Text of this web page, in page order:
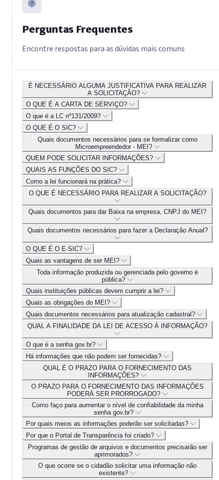
Perguntas Frequentes
Encontre respostas para as dúvidas mais comuns
É NECESSÁRIO ALGUMA JUSTIFICATIVA PARA REALIZAR
A SOLICITAÇÃO?
O QUE É A CARTA DE SERVIÇO?
O que é a LC nº131/2009?
O QUE É O SIC?
Quais documentos necessários para se formalizar como
Microempreendedor - MEI?
QUEM PODE SOLICITAR INFORMAÇÕES?
QUAIS AS FUNÇÕES DO SIC?
Como a lei funcionará na prática?
O QUE É NECESSÁRIO PARA REALIZAR A SOLICITAÇÃO?
Quais documentos para dar Baixa na empresa, CNPJ do MEI?
Quais documentos necessários para fazer a Declaração Anual?
O QUE É O E-SIC?
Quais as vantagens de ser MEI?
Toda informação produzida ou gerenciada pelo governo é
pública?
Quais instituições públicas devem cumprir a lei?
Quais as obrigações do MEI?
Quais documentos necessários para atualização cadastral?
QUAL A FINALIDADE DA LEI DE ACESSO À INFORMAÇÃO?
O que é a senha gov.br?
Há informações que não podem ser fornecidas?
QUAL É O PRAZO PARA O FORNECIMENTO DAS
INFORMAÇÕES?
O PRAZO PARA O FORNECIMENTO DAS INFORMAÇÕES
PODERÁ SER PRORROGADO?
Como faço para aumentar o nível de confiabilidade da minha
senha gov.br?
Por quais meios as informações poderão ser solicitadas?
Por que o Portal de Transparência foi criado?
Programas de gestão de arquivos e documentos precisarão ser
aprimorados?
O que ocorre se o cidadão solicitar uma informação não
existente?